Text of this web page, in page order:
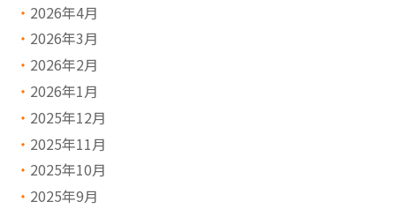
2026年4月
2026年3月
2026年2月
2026年1月
2025年12月
2025年11月
2025年10月
2025年9月